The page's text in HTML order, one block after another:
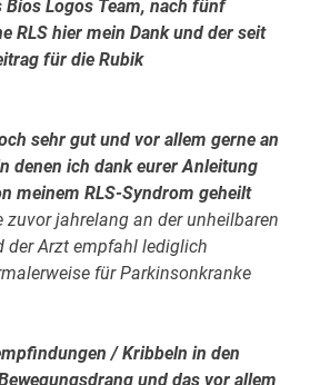
Bios Logos Team, nach fünf
RLS hier mein Dank und der seit
für die Rubik
sehr gut und vor allem gerne an
denen ich dank eurer Anleitung
meinem RLS-Syndrom geheilt
zuvor jahrelang an der unheilbaren
der Arzt empfahl lediglich
für Parkinsonkranke
/ Kribbeln in den
und das vor allem